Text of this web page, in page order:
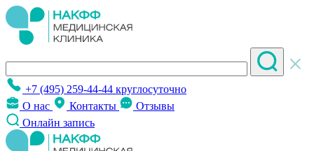
+7 (495) 259-44-44 круглосуточно
О нас
Контакты
Отзывы
Онлайн запись